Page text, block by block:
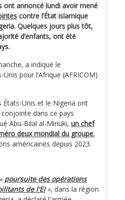
ont annoncé lundi avoir mené
contre l’État islamique
Quelques jours plus tôt,
d’enfants, ont été
a indiqué le
pour l’Afrique (AFRICOM)
États-Unis et le Nigeria ont
dans ce pays
Abu-Bilal al-Minuki, un chef
deux mondial du groupe,
américaines depuis 2023.
« poursuite des opérations
de l'EI », dans la région